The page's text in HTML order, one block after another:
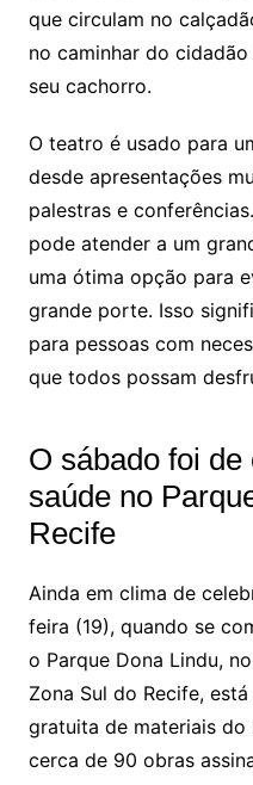
que circulam no
no caminhar do
seu cachorro.
O teatro é usado para
desde apresentações
palestras e
pode atender a um
uma ótima opção para
grande porte. Isso
para pessoas com
que todos possam
O sábado foi
saúde no
Recife
Ainda em clima de
feira (19), quando se
o Parque Dona Lindu,
Zona Sul do Recife,
gratuita de materiais do
cerca de 90 obras